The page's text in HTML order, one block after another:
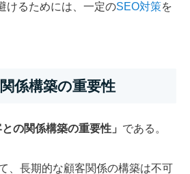
けるためには、一定のSEO対策を
係構築の重要性
との関係構築の重要性」 である。
、長期的な顧客関係の構築は不可